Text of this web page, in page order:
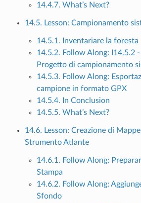
14.4.7. What’s Next?
14.5. Lesson: Campionamento
14.5.1. Inventariare la foresta
14.5.2. Follow Along: I14.5.2 -
Progetto di campionamento
14.5.3. Follow Along:
campione in formato GPX
14.5.4. In Conclusion
14.5.5. What’s Next?
14.6. Lesson: Creazione di
Strumento Atlante
14.6.1. Follow Along:
Stampa
14.6.2. Follow Along:
Sfondo